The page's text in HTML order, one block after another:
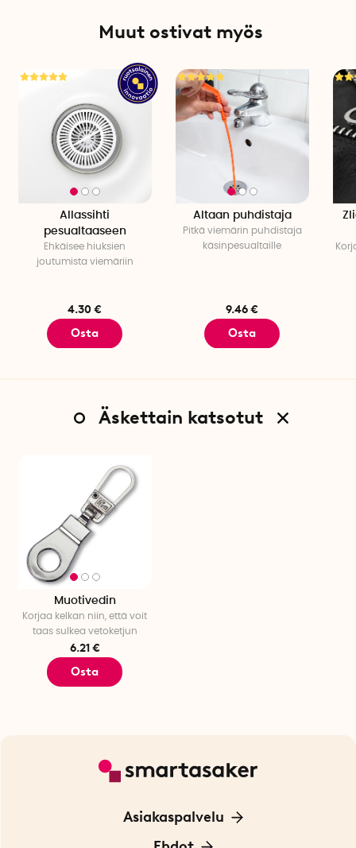
Muut ostivat myös
Allassihti
pesualtaaseen
Ehkäisee hiuksien
joutumista viemäriin
4.30 €
Osta
Altaan puhdistaja
Pitkä viemärin puhdistaja
käsinpesualtaille
9.46 €
Osta
Äskettain katsotut
Muotivedin
Korjaa kelkan niin, että voit
taas sulkea vetoketjun
6.21 €
Osta
Asiakaspalvelu
Ota yhteyttä